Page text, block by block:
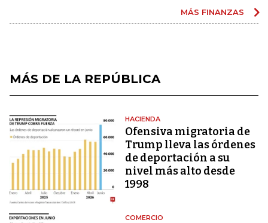
MÁS FINANZAS
MÁS DE LA REPÚBLICA
HACIENDA
Ofensiva migratoria de
Trump lleva las órdenes
de deportación a su
nivel más alto desde
1998
COMERCIO